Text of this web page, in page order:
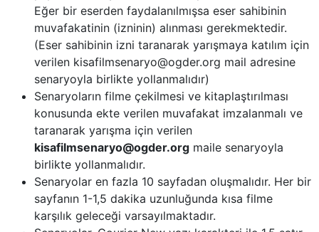
Eğer bir eserden faydalanılmışsa eser sahibinin
muvafakatinin (izninin) alınması gerekmektedir.
(Eser sahibinin izni taranarak yarışmaya katılım için
verilen kisafilmsenaryo@ogder.org mail adresine
senaryoyla birlikte yollanmalıdır)
Senaryoların filme çekilmesi ve kitaplaştırılması
konusunda ekte verilen muvafakat imzalanmalı ve
taranarak yarışma için verilen
kisafilmsenaryo@ogder.org maile senaryoyla
birlikte yollanmalıdır.
Senaryolar en fazla 10 sayfadan oluşmalıdır. Her bir
sayfanın 1-1,5 dakika uzunluğunda kısa filme
karşılık geleceği varsayılmaktadır.